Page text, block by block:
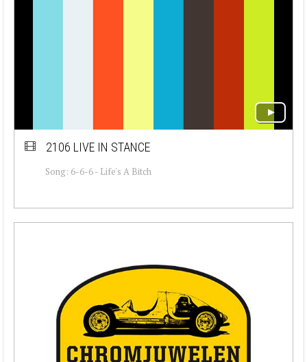
2106 LIVE IN STANCE
Song: 6-6-6 - Life's A Bitch